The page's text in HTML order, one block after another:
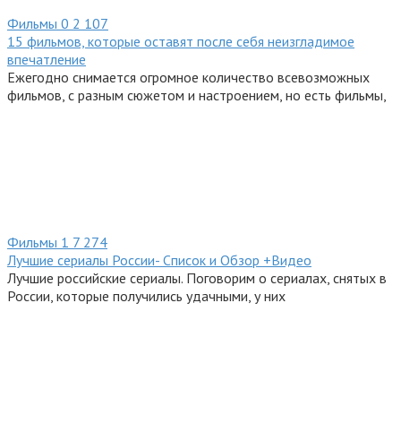
Фильмы 0 2 107
15 фильмов, которые оставят после себя неизгладимое
впечатление
Ежегодно снимается огромное количество всевозможных
фильмов, с разным сюжетом и настроением, но есть фильмы,
Фильмы 1 7 274
Лучшие сериалы России- Список и Обзор +Видео
Лучшие российские сериалы. Поговорим о сериалах, снятых в
России, которые получились удачными, у них